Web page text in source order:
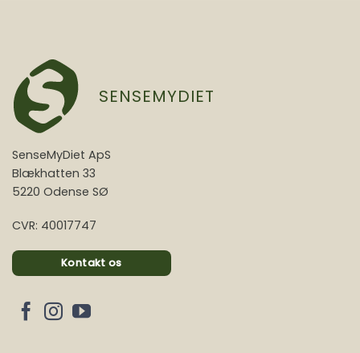
SENSEMYDIET
SenseMyDiet ApS
Blækhatten 33
5220 Odense SØ
CVR: 40017747
Kontakt os